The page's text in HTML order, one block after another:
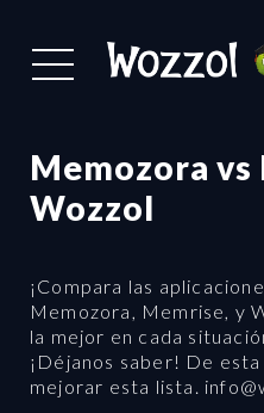
Memozora vs
Wozzol
¡Compara las
Memozora, Memrise, y
la mejor en cada
¡Déjanos saber! De
mejorar esta lista.